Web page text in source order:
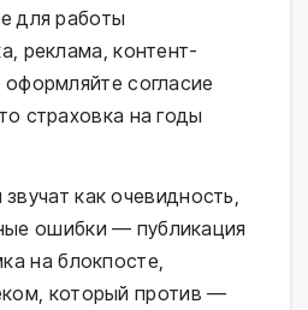
для работы
реклама, контент-
согласие
страховка на годы
как очевидность,
ошибки — публикация
на блокпосте,
который против —